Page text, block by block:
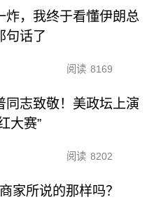
炸，我终于看懂伊朗总
句话了
阅读 8169
同志致敬！美政坛上演
大赛”
阅读 8202
家所说的那样吗？